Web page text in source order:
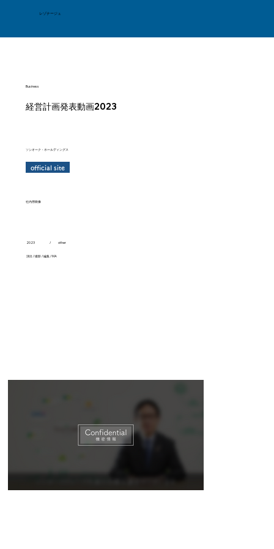
レゾナージュ
社内用映像
経営計画発表動画2023
ソシオーク・ホールディングス
Business
演出 / 撮影 / 編集 / MA
official site
2023 / other